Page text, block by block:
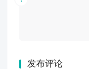
发布评论